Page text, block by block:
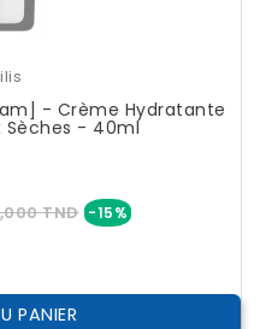
- Crème Hydratante
Sèches - 40ml
TND -15%Prix
PANIER